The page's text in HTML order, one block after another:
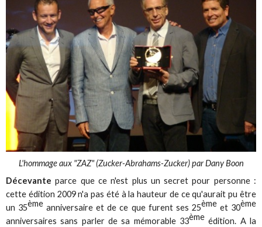
L'hommage aux "ZAZ" (Zucker-Abrahams-Zucker) par Dany Boon
Décevante parce que ce n'est plus un secret pour personne :
cette édition 2009 n'a pas été à la hauteur de ce qu'aurait pu être
un 35ème anniversaire et de ce que furent ses 25èmeet 30ème
anniversaires sans parler de sa mémorable 33èmeédition. A la